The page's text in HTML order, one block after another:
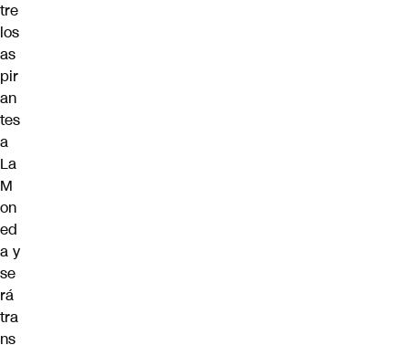
tre
los
as
pir
an
tes
a
La
M
on
ed
a y
se
rá
tra
ns